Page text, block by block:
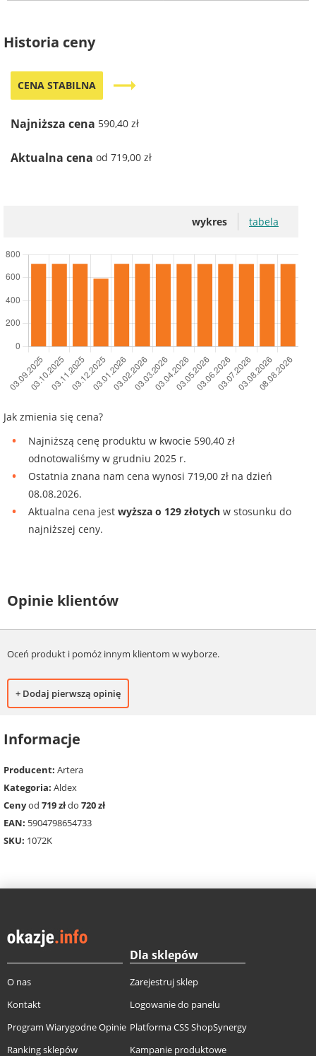
Historia ceny
CENA STABILNA trending_flat
Najniższa cena 590,40 zł
Aktualna cena od 719,00 zł
wykres tabela
Jak zmienia się cena?
Najniższą cenę produktu w kwocie 590,40 zł
odnotowaliśmy w grudniu 2025 r.
Ostatnia znana nam cena wynosi 719,00 zł na dzień
08.08.2026.
Aktualna cena jest wyższa o 129 złotych w stosunku do
najniższej ceny.
Opinie klientów
Oceń produkt i pomóż innym klientom w wyborze.
+ Dodaj pierwszą opinię
Informacje
Producent: Artera
Kategoria: Aldex
Cenyod 719 złdo 720 zł
EAN: 5904798654733
SKU: 1072K
O nas
Kontakt
Program Wiarygodne Opinie
Ranking sklepów
Dla sklepów
Zarejestruj sklep
Logowanie do panelu
Platforma CSS ShopSynergy
Kampanie produktowe